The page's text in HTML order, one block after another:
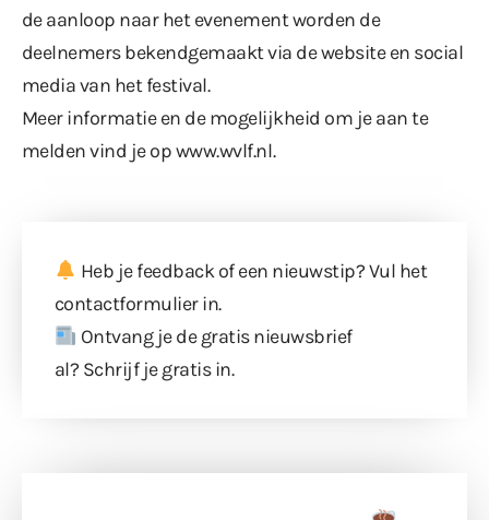
de aanloop naar het evenement worden de
deelnemers bekendgemaakt via de website en social
media van het festival.
Meer informatie en de mogelijkheid om je aan te
melden vind je opwww.wvlf.nl.
Heb je feedback of een nieuwstip? Vul het
contactformulierin.
Ontvang je de gratis nieuwsbrief
al? Schrijf je gratis in.